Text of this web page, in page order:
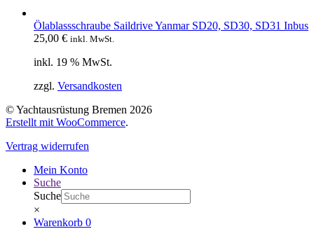
Ölablassschraube Saildrive Yanmar SD20, SD30, SD31 Inbus
25,00 € inkl. MwSt.
inkl. 19 % MwSt.
zzgl. Versandkosten
© Yachtausrüstung Bremen 2026
Erstellt mit WooCommerce.
Vertrag widerrufen
Mein Konto
Suche
Suche
×
Warenkorb 0